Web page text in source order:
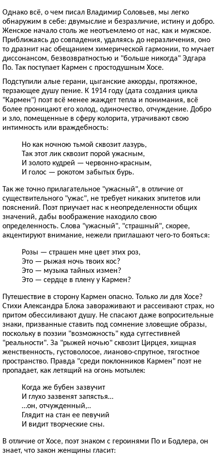
Однако всё, о чем писал Владимир Соловьев, мы легко
обнаружим в себе: двумыслие и безразличие, истину и добро.
Женское начало столь же неотъемлемо от нас, как и мужское.
Приближаясь до совпадения, удаляясь до неразличения, оно
то дразнит нас обещанием химерической гармонии, то мучает
диссонансом, безвозвратностью и "больше никогда" Эдгара
По. Так поступает Кармен с простодушным Хосе.
Подступили алые герани, цыганские аккорды, протяжное,
терзающее душу пение. К 1914 году (дата создания цикла
"Кармен") поэт всё менее жаждет тепла и понимания, всё
более проницают его холод, одиночество, отчуждение. Добро
и зло, помещенные в сферу колорита, утрачивают свою
интимность или враждебность:
Но как ночною тьмой сквозит лазурь,
Так этот лик сквозит порой ужасным,
И золото кудрей — червонно-красным,
И голос — рокотом забытых бурь.
Так же точно прилагательное "ужасный", в отличие от
существительного "ужас", не требует никаких эпитетов или
пояснений. Поэт приучает нас к неопределенности общих
значений, дабы воображение находило свою
определенность. Слова "ужасный", "страшный", скорее,
акцентируют внимание, нежели приглашают чего-то бояться:
Розы — страшен мне цвет этих роз,
Это — рыжая ночь твоих кос?
Это — музыка тайных измен?
Это — сердце в плену у Кармен?
Путешествие в сторону Кармен опасно. Только ли для Хосе?
Стихи Александра Блока завораживают и рассеивают страх, но
притом обессиливают душу. Не спасают даже вопросительные
знаки, призванные ставить под сомнение зловещие образы,
поскольку в поэзии "возможность" куда суггестивней
"реальности". За "рыжей ночью" сквозит Цирцея, хищная
женственность, густоволосое, лианово-спрутное, тягостное
пространство. Правда "среди поклонников Кармен" поэт не
пропадает, как летящий на огонь мотылек:
Когда же бубен зазвучит
И глухо зазвенят запястья…
…он, отчужденный,..
Глядит на стан ее певучий
И видит творческие сны.
В отличие от Хосе, поэт знаком с героинями По и Бодлера, он
знает, что закон женщины гласит: